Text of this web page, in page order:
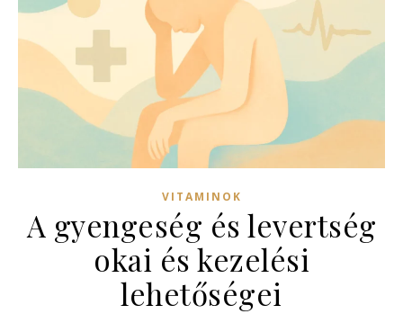
VITAMINOK
A gyengeség és levertség
okai és kezelési
lehetőségei